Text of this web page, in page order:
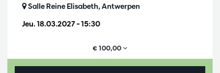
Jeu. 18.03.2027– 15:30
Salle Reine Elisabeth, Antwerpen
€ 100,00